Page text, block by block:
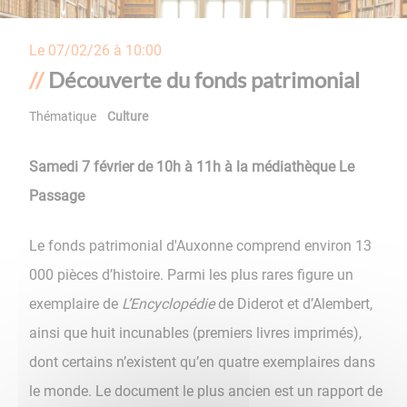
Le 07/02/26 à 10:00
Découverte du fonds patrimonial
Thématique Culture
Samedi 7 février de 10h à 11h à la médiathèque Le
Passage
Le fonds patrimonial d'Auxonne comprend environ 13
000 pièces d’histoire. Parmi les plus rares figure un
exemplaire de L’Encyclopédiede Diderot et d’Alembert,
ainsi que huit incunables (premiers livres imprimés),
dont certains n’existent qu’en quatre exemplaires dans
le monde. Le document le plus ancien est un rapport de